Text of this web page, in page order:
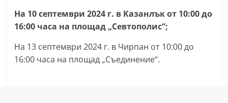
,
k
z
На 10 септември 2024 г. в Казанлък от 10:00 до
16:00 часа на площад „Севтополис“;
На 13 септември 2024 г. в Чирпан от 10:00 до
16:00 часа на площад „Съединение“.